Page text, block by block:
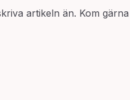
artikeln än. Kom